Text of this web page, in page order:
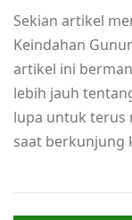
Sekian artikel
Keindahan
artikel ini
lebih jauh
lupa untuk terus
saat berkunjung